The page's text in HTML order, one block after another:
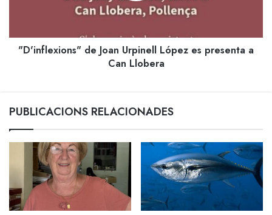
Can
Llobera
"D'inflexions" de Joan Urpinell López es presenta a
Can Llobera
PUBLICACIONS RELACIONADES